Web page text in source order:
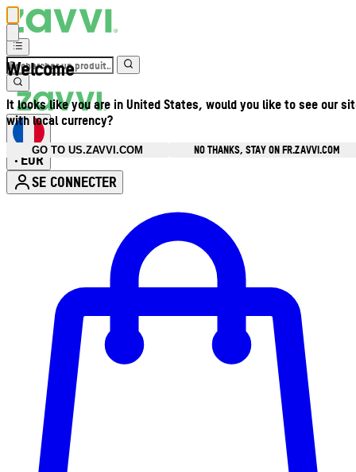
Welcome
It looks like you are in United States, would you like to see our
with local currency?
GO TO US.ZAVVI.COM
NO THANKS, STAY ON FR.ZAVVI.COM
• EUR
SE CONNECTER